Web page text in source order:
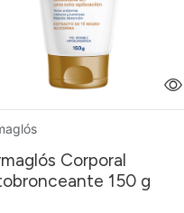
Corporal
150 g